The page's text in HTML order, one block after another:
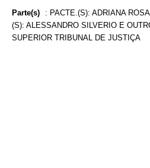
Parte(s) : PACTE.(S): ADRIANA
(S): ALESSANDRO SILVERIO E
SUPERIOR TRIBUNAL DE JUSTIÇA